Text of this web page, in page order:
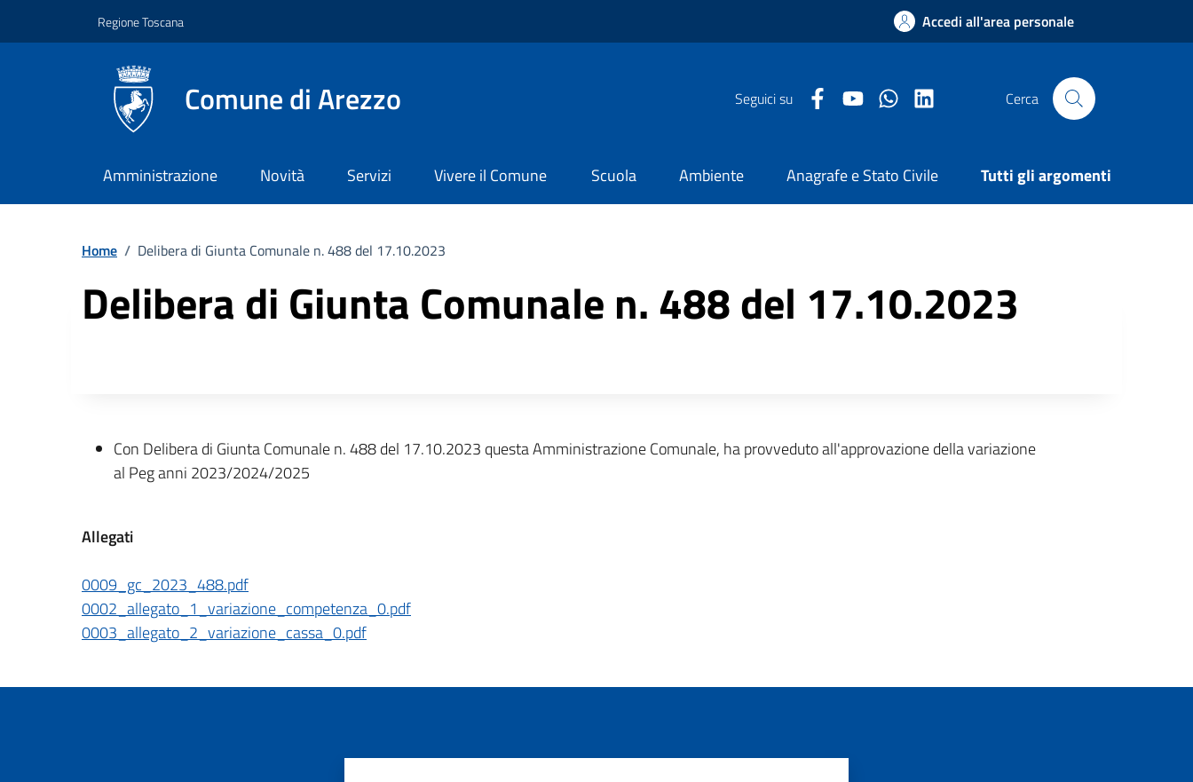
Regione Toscana Accedi all'area personale
Comune di Arezzo Seguici su Facebook Comune di Arezzo
Youtube Comune di Arezzo
Twitter Comune di Arezzo
LinkedIn Comune di Arezzo
Cerca
Amministrazione Novità Servizi Vivere il Comune Scuola Ambiente Anagrafe e Stato Civile Tutti gli argomenti
Home / Delibera di Giunta Comunale n. 488 del 17.10.2023
Delibera di Giunta Comunale n. 488 del 17.10.2023
Descrizione completa
Con Delibera di Giunta Comunale n. 488 del 17.10.2023 questa Amministrazione Comunale, ha provveduto all'approvazione della variazione
al Peg anni 2023/2024/2025
Allegati
0009_gc_2023_488.pdf
0002_allegato_1_variazione_competenza_0.pdf
0003_allegato_2_variazione_cassa_0.pdf